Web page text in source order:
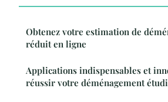
Obtenez votre estimation de
réduit en ligne
Applications indispensables et
réussir votre déménagement